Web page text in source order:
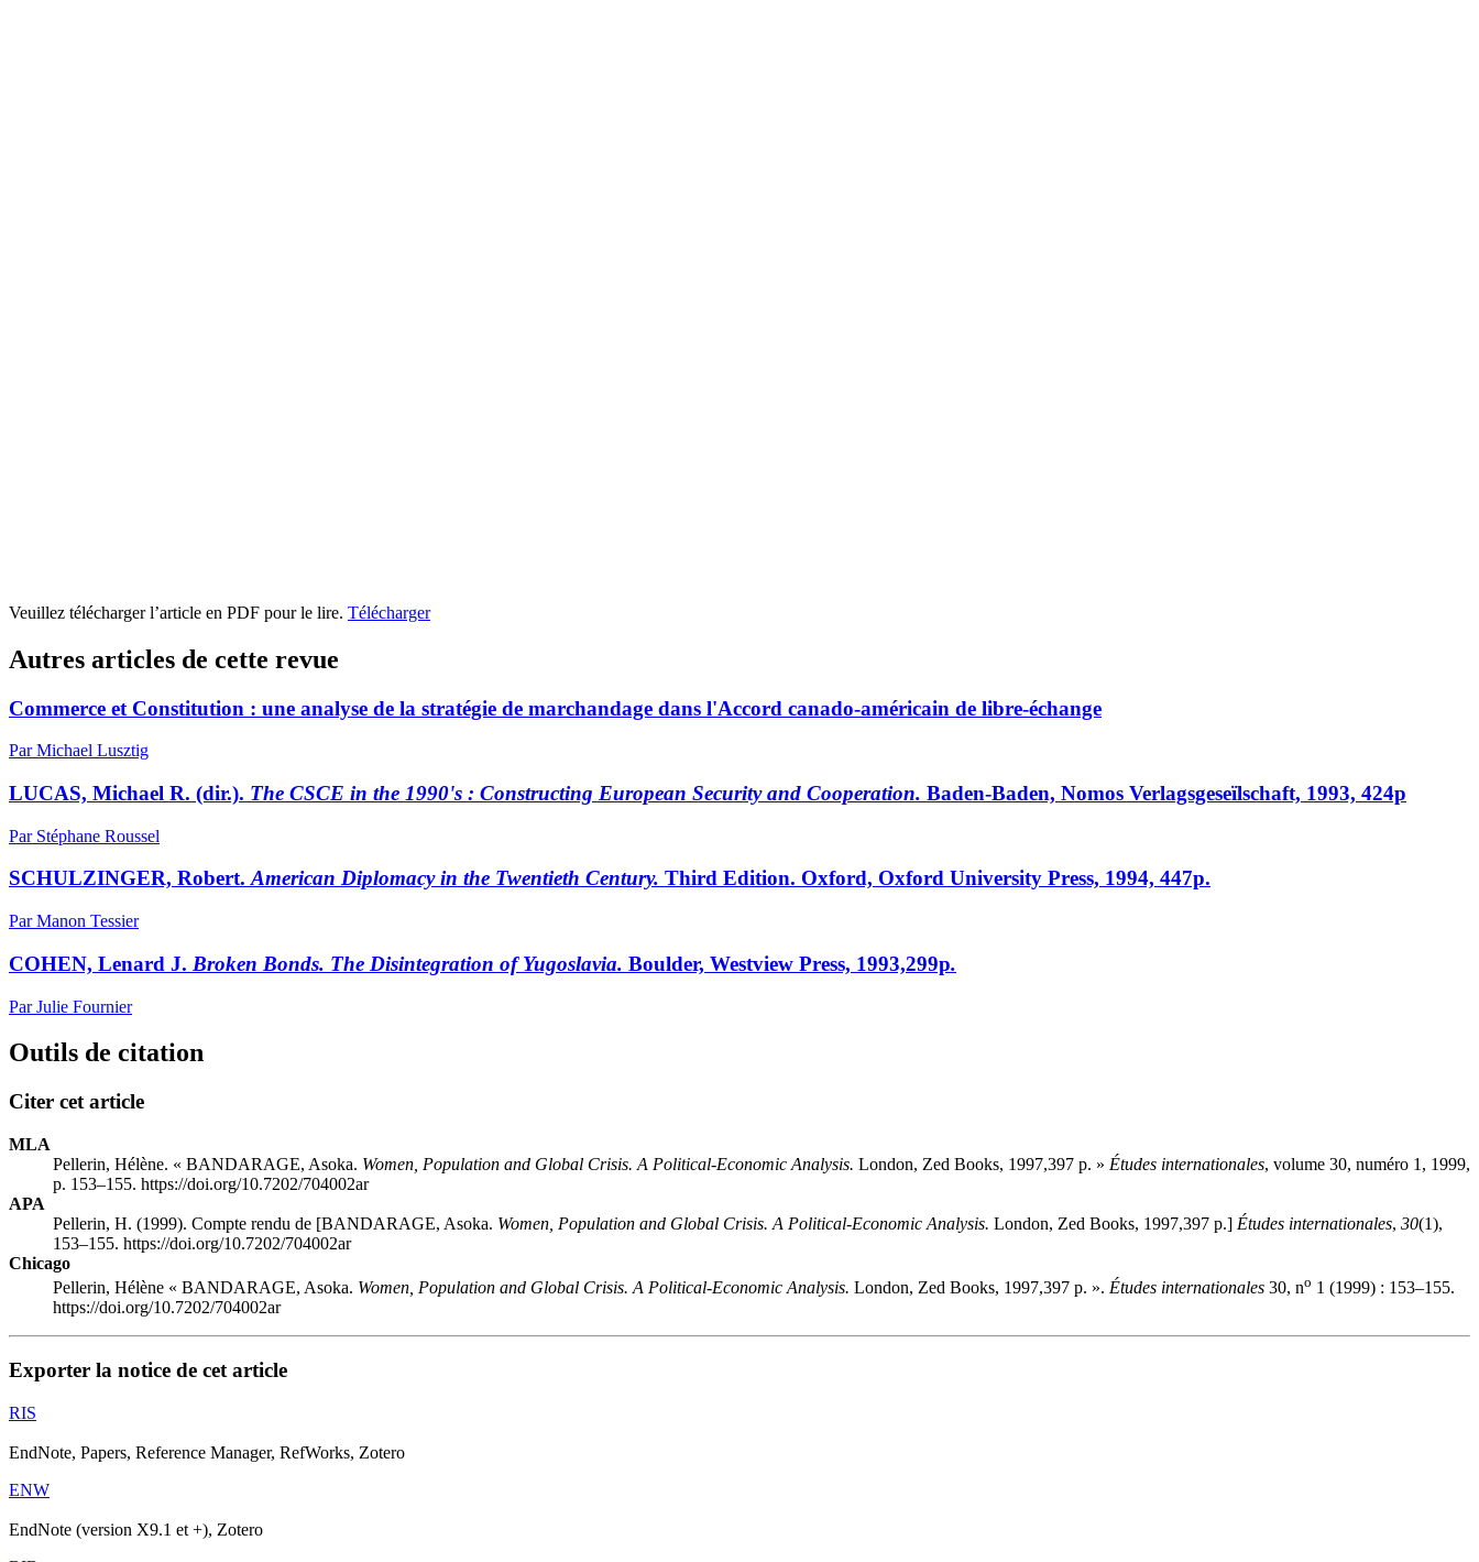
Veuillez télécharger l’article en PDF pour le lire. Télécharger
Autres articles de cette revue
Commerce et Constitution : une analyse de la stratégie de marchandage dans l'Accord canado-américain de libre-échange
Par Michael Lusztig
LUCAS, Michael R. (dir.). The CSCE in the 1990's : Constructing European Security and Cooperation. Baden-Baden, Nomos Verlagsgeseïlschaft, 1993, 424p
Par Stéphane Roussel
SCHULZINGER, Robert.American Diplomacy in the Twentieth Century. Third Edition. Oxford, Oxford University Press, 1994, 447p.
Par Manon Tessier
COHEN, Lenard J. Broken Bonds. The Disintegration of Yugoslavia. Boulder, Westview Press, 1993,299p.
Par Julie Fournier
Outils de citation
Citer cet article
MLA
Pellerin, Hélène. « BANDARAGE, Asoka. Women, Population and Global Crisis. A Political-Economic Analysis. London, Zed Books, 1997,397 p. » Études internationales, volume 30, numéro 1, 1999,
p. 153–155. https://doi.org/10.7202/704002ar
APA
Pellerin, H. (1999). Compte rendu de [BANDARAGE, Asoka. Women, Population and Global Crisis. A Political-Economic Analysis. London, Zed Books, 1997,397 p.] Études internationales, 30(1),
153–155. https://doi.org/10.7202/704002ar
Chicago
Pellerin, Hélène « BANDARAGE, Asoka. Women, Population and Global Crisis. A Political-Economic Analysis. London, Zed Books, 1997,397 p. ». Études internationales 30, no 1 (1999) : 153–155.
https://doi.org/10.7202/704002ar
Exporter la notice de cet article
RIS
EndNote, Papers, Reference Manager, RefWorks, Zotero
ENW
EndNote (version X9.1 et +), Zotero